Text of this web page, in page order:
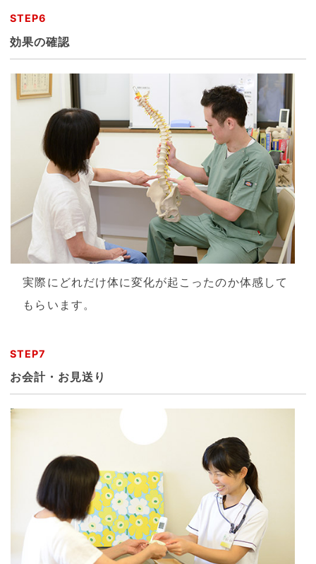
STEP6
効果の確認
実際にどれだけ体に変化が起こったのか体感して
もらいます。
STEP7
お会計・お見送り